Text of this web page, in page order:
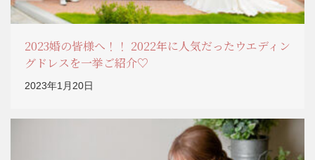
2023婚の皆様へ！！ 2022年に人気だったウエディン
グドレスを一挙ご紹介♡
2023年1月20日